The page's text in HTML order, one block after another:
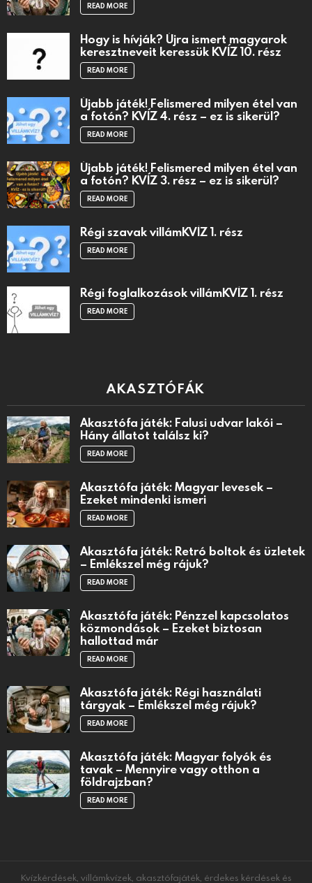
READ MORE
Hogy is hívják? Újra ismert magyarok
keresztneveit keressük KVÍZ 10. rész
READ MORE
Újabb játék! Felismered milyen étel van
a fotón? KVÍZ 4. rész – ez is sikerül?
READ MORE
Újabb játék! Felismered milyen étel van
a fotón? KVÍZ 3. rész – ez is sikerül?
READ MORE
Régi szavak villámKVÍZ 1. rész
READ MORE
Régi foglalkozások villámKVÍZ 1. rész
READ MORE
AKASZTÓFÁK
Akasztófa játék: Falusi udvar lakói –
Hány állatot találsz ki?
READ MORE
Akasztófa játék: Magyar levesek –
Ezeket mindenki ismeri
READ MORE
Akasztófa játék: Retró boltok és üzletek
– Emlékszel még rájuk?
READ MORE
Akasztófa játék: Pénzzel kapcsolatos
közmondások – Ezeket biztosan
hallottad már
READ MORE
Akasztófa játék: Régi használati
tárgyak – Emlékszel még rájuk?
READ MORE
Akasztófa játék: Magyar folyók és
tavak – Mennyire vagy otthon a
földrajzban?
READ MORE
Kvízkérdések, villámkvízek, akasztófajáték, érdekes kérdések és